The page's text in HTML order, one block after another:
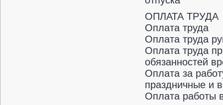
ОПЛАТА ТРУДА
Оплата труда
Оплата труда
Оплата труда
обязанностей
Оплата за
праздничные и
Оплата работы